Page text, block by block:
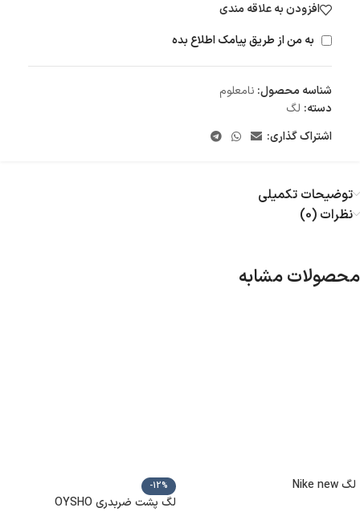
افزودن به علاقه مندی
به من از طریق پیامک اطلاع بده
شناسه محصول: نامعلوم
دسته: لگ
اشتراک گذاری:
توضیحات تکمیلی
نظرات (0)
محصولات مشابه
لگ Nike new -12%
لگ پشت ضربدری OYSHO